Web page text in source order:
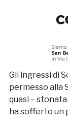
Gli ingressi di
permesso alla
quasi –
ha sofferto un